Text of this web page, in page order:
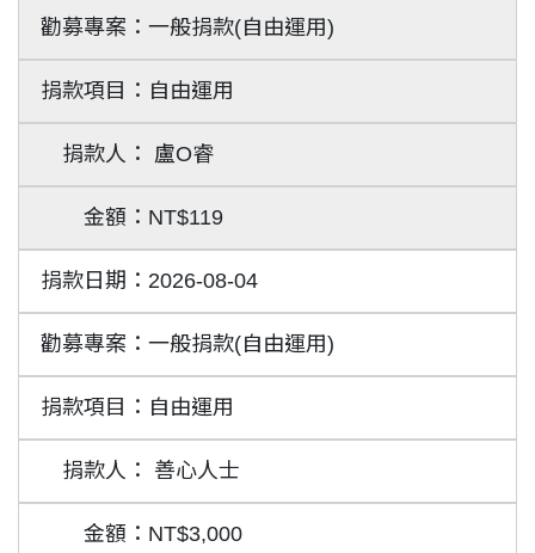
一般捐款(自由運用)
自由運用
盧O睿
NT$119
2026-08-04
一般捐款(自由運用)
自由運用
善心人士
NT$3,000